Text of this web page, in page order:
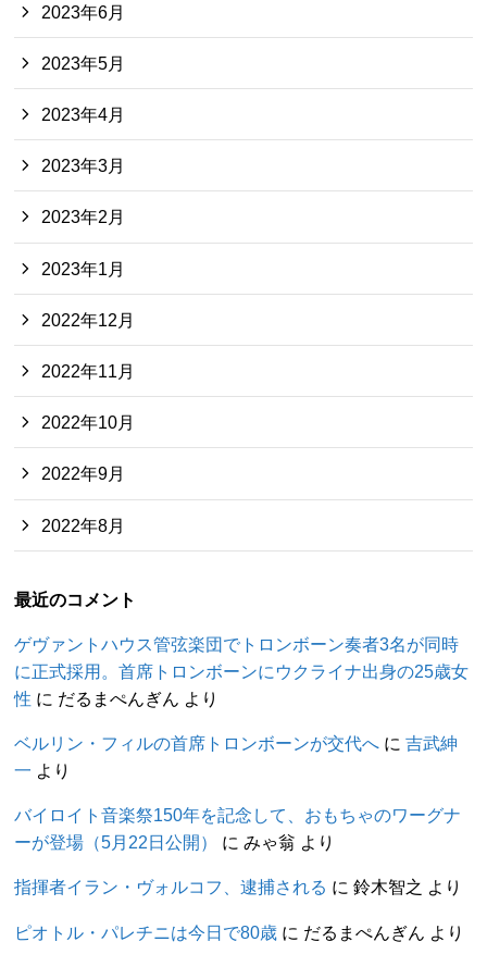
2023年6月
2023年5月
2023年4月
2023年3月
2023年2月
2023年1月
2022年12月
2022年11月
2022年10月
2022年9月
2022年8月
最近のコメント
ゲヴァントハウス管弦楽団でトロンボーン奏者3名が同時
に正式採用。首席トロンボーンにウクライナ出身の25歳女
性 に だるまぺんぎん より
ベルリン・フィルの首席トロンボーンが交代へ に吉武紳
一 より
バイロイト音楽祭150年を記念して、おもちゃのワーグナ
ーが登場（5月22日公開）
にみゃ翁 より
指揮者イラン・ヴォルコフ、逮捕される に鈴木智之 より
ピオトル・パレチニは今日で80歳 に だるまぺんぎん より